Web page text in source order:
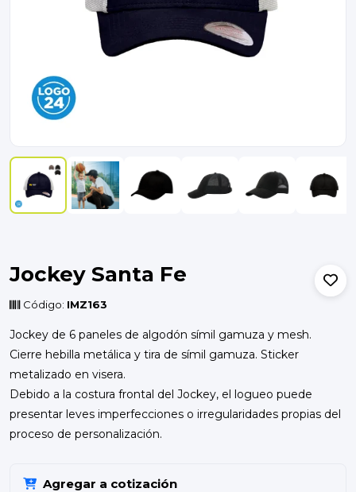
Jockey Santa Fe
Código: IMZ163
Jockey de 6 paneles de algodón símil gamuza y mesh.
Cierre hebilla metálica y tira de símil gamuza. Sticker
metalizado en visera.
Debido a la costura frontal del Jockey, el logueo puede
presentar leves imperfecciones o irregularidades propias del
proceso de personalización.
Agregar a cotización